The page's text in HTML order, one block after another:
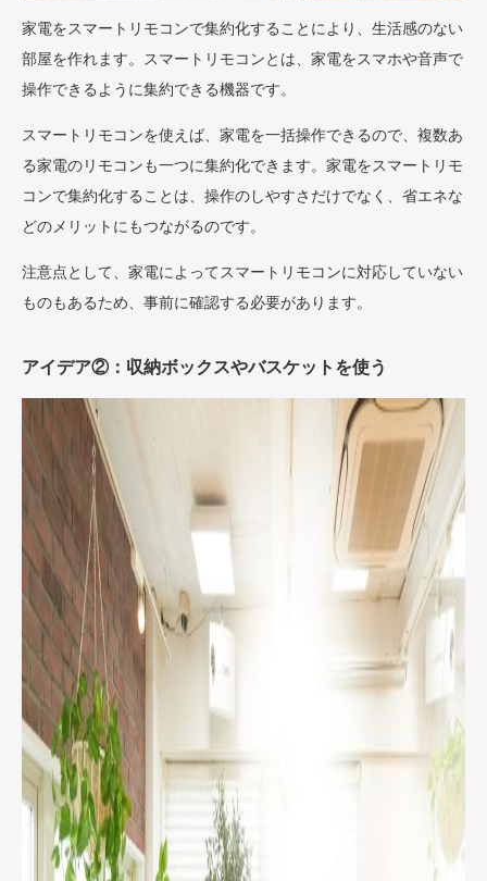
家電をスマートリモコンで集約化することにより、生活感のない
部屋を作れます。スマートリモコンとは、家電をスマホや音声で
操作できるように集約できる機器です。
スマートリモコンを使えば、家電を一括操作できるので、複数あ
る家電のリモコンも一つに集約化できます。家電をスマートリモ
コンで集約化することは、操作のしやすさだけでなく、省エネな
どのメリットにもつながるのです。
注意点として、家電によってスマートリモコンに対応していない
ものもあるため、事前に確認する必要があります。
アイデア②：収納ボックスやバスケットを使う